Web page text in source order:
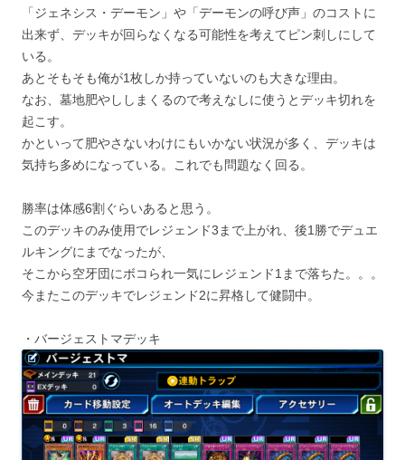
「ジェネシス・デーモン」や「デーモンの呼び声」のコストに
出来ず、デッキが回らなくなる可能性を考えてピン刺しにして
いる。
あとそもそも俺が1枚しか持っていないのも大きな理由。
なお、墓地肥やししまくるので考えなしに使うとデッキ切れを
起こす。
かといって肥やさないわけにもいかない状況が多く、デッキは
気持ち多めになっている。これでも問題なく回る。
勝率は体感6割ぐらいあると思う。
このデッキのみ使用でレジェンド3まで上がれ、後1勝でデュエ
ルキングにまでなったが、
そこから空牙団にボコられ一気にレジェンド1まで落ちた。。。
今またこのデッキでレジェンド2に昇格して健闘中。
・バージェストマデッキ